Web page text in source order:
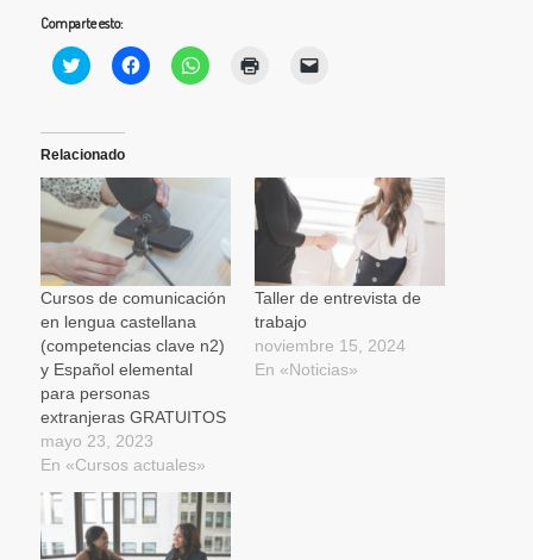
Comparte esto:
Haz
clic
Twitter
(Se
en
una
ventana
nueva)
Haz
clic
en
una
ventana
nueva)
Haz
clic
ventana
ventana
nueva)
electrónico
a
amigo
(Se
abre
en
una
ventana
Relacionado
Cursos de comunicación
en lengua castellana
(competencias clave n2)
y Español elemental
para personas
extranjeras GRATUITOS
mayo 23, 2023
En «Cursos actuales»
Taller de entrevista de
trabajo
noviembre 15, 2024
En «Noticias»